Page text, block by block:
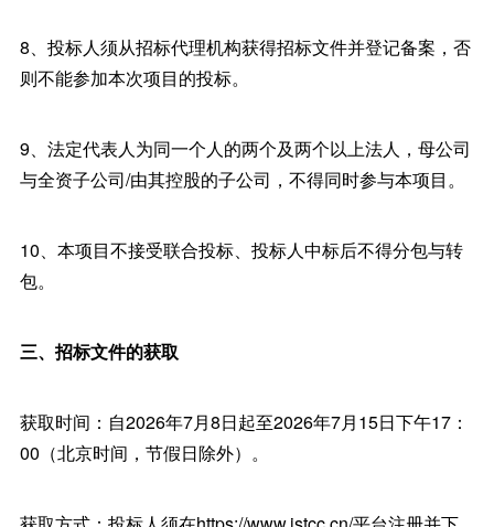
8、投标人须从招标代理机构获得招标文件并登记备案，否
则不能参加本次项目的投标。
9、法定代表人为同一个人的两个及两个以上法人，母公司
与全资子公司/由其控股的子公司，不得同时参与本项目。
10、本项目不接受联合投标、投标人中标后不得分包与转
包。
三、招标文件的获取
获取时间：自2026年7月8日起至2026年7月15日下午17：
00（北京时间，节假日除外）。